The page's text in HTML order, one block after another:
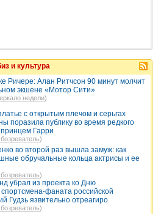
и культура
Ричере: Алан Ритчсон 90 минут молчит
экшене «Мотор Сити»
недели)
с открытым плечом и серьгах
поразила публику во время редкого
Гарри
)
во второй раз вышла замуж: как
обручальные кольца актрисы и ее
)
убрал из проекта ко Дню
фаната российской
Гудзь язвительно отреагиро
)